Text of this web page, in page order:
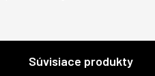
Súvisiace produkty